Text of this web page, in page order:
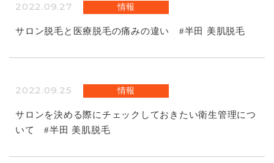
2022.09.27 情報
サロン脱毛と医療脱毛の痛みの違い #半田 美肌脱毛
2022.09.25 情報
サロンを決める際にチェックしておきたい衛生管理につ
いて #半田 美肌脱毛